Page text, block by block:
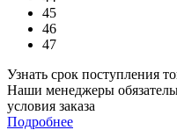
45
46
47
Узнать срок поступления
Наши менеджеры
условия заказа
Подробнее